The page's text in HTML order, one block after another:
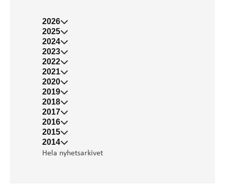
2026
2025
2024
2023
2022
2021
2020
2019
2018
2017
2016
2015
2014
Hela nyhetsarkivet